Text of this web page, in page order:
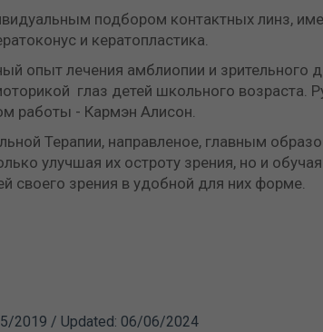
подбором контактных линз,
и кератопластика.
опыт лечения амблиопии и зрительного
глаз детей школьного возраста.
работы - Кармэн Алисон.
Терапии, направленое, главным
улучшая их остроту зрения, но и
своего зрения в удобной для них форме.
2019 / Updated: 06/06/2024